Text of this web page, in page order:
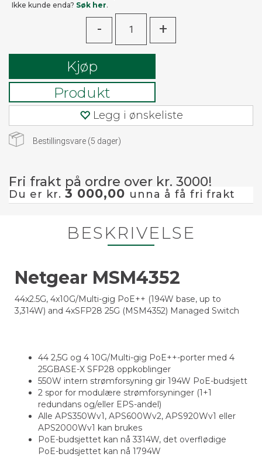
Ikke kunde enda? Søk her.
- +
Kjøp
Produkt
Legg i ønskeliste
Bestillingsvare (5 dager)
Fri frakt på ordre over kr. 3000!
Du er kr. 3 000,00 unna å få fri frakt
BESKRIVELSE
Netgear MSM4352
44x2.5G, 4x10G/Multi-gig PoE++ (194W base, up to
3,314W) and 4xSFP28 25G (MSM4352) Managed Switch
44 2,5G og 4 10G/Multi-gig PoE++-porter med 4
25GBASE-X SFP28 oppkoblinger
550W intern strømforsyning gir 194W PoE-budsjett
2 spor for modulære strømforsyninger (1+1
redundans og/eller EPS-andel)
Alle APS350Wv1, APS600Wv2, APS920Wv1 eller
APS2000Wv1 kan brukes
PoE-budsjettet kan nå 3314W, det overflødige
PoE-budsjettet kan nå 1794W